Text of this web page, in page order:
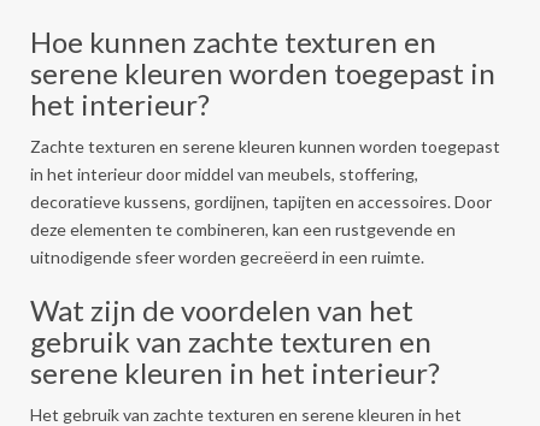
Hoe kunnen zachte texturen en
serene kleuren worden toegepast in
het interieur?
Zachte texturen en serene kleuren kunnen worden toegepast
in het interieur door middel van meubels, stoffering,
decoratieve kussens, gordijnen, tapijten en accessoires. Door
deze elementen te combineren, kan een rustgevende en
uitnodigende sfeer worden gecreëerd in een ruimte.
Wat zijn de voordelen van het
gebruik van zachte texturen en
serene kleuren in het interieur?
Het gebruik van zachte texturen en serene kleuren in het